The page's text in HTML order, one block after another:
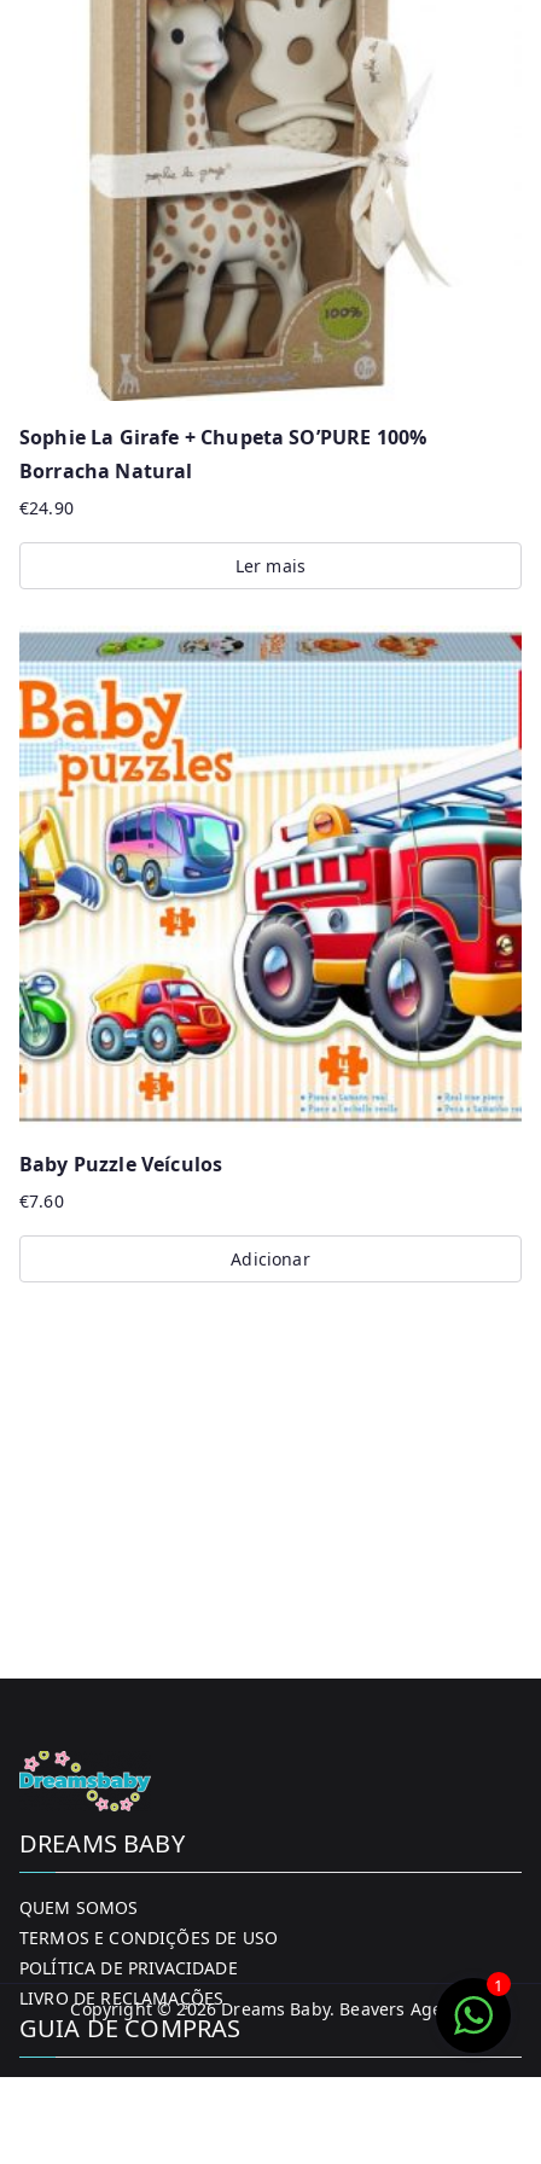
Sophie La Girafe + Chupeta SO’PURE 100%
Borracha Natural
€24.90
Ler mais
Baby Puzzle Veículos
€7.60
Adicionar
DREAMS BABY
QUEM SOMOS
TERMOS E CONDIÇÕES DE USO
POLÍTICA DE PRIVACIDADE
LIVRO DE RECLAMAÇÕES
GUIA DE COMPRAS
Copyright © 2026Dreams Baby. Beavers Agency
1